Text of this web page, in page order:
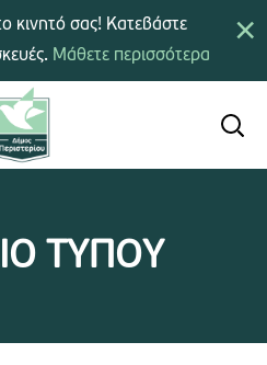
ΤΥΠΟΥ
×
κινητό σας! Κατεβάστε
Μάθετε περισσότερα